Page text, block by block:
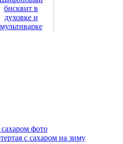
бисквит в
духовке и
мультиварке
с сахаром на зиму